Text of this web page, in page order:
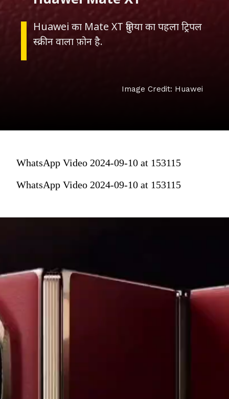
Huawei का Mate XT दुनिया का पहला ट्रिपल
स्क्रीन वाला फ़ोन है.
WhatsApp Video 2024-09-10 at 153115
WhatsApp Video 2024-09-10 at 153115